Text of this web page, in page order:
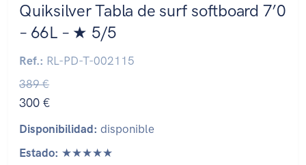
Quiksilver Tabla de surf softboard 7’0
– 66L – ★ 5/5
Ref.: RL-PD-T-002115
389 €
300 €
Disponibilidad: disponible
Estado: ★★★★★